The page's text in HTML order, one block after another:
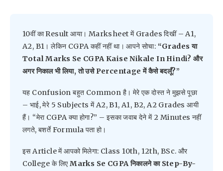
10वीं का Result आया। Marksheet में Grades दिखीं – A1,
A2, B1। लेकिन CGPA कहीं नहीं था। आपने सोचा: “Grades या
Total Marks Se CGPA Kaise Nikale In Hindi? और
अगर निकाल भी लिया, तो उसे Percentage में कैसे बदलूँ?”
यह Confusion बहुत Common है। मेरे एक दोस्त ने मुझसे पूछा
– भाई, मेरे 5 Subjects में A2, B1, A1, B2, A2 Grades आयी
हैं। “मेरा CGPA क्या होगा?” – इसका जवाब देने में 2 Minutes नहीं
लगते, बशर्ते Formula पता हो।
इस Article में आपको मिलेगा: Class 10th, 12th, BSc. और
College के लिएMarks Se CGPA निकालने का Step-By-